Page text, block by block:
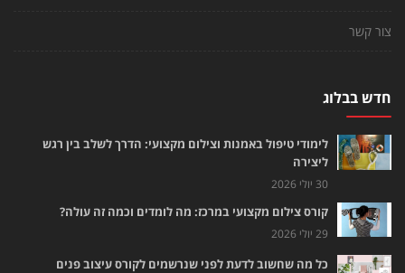
צור קשר
חדש בבלוג
לימודי טיפול באמנות וצילום מקצועי: הדרך לשלב בין רגש
ליצירה
30 יולי 2026
קורס צילום מקצועי במרכז: מה לומדים וכמה זה עולה?
29 יולי 2026
כל מה שחשוב לדעת לפני שנרשמים לקורס עיצוב פנים